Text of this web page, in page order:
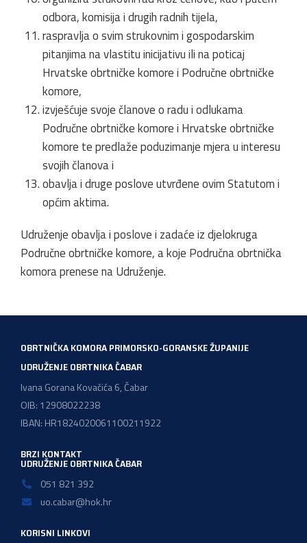
odbora, komisija i drugih radnih tijela,
raspravlja o svim strukovnim i gospodarskim
pitanjima na vlastitu inicijativu ili na poticaj
Hrvatske obrtničke komore i Područne obrtničke
komore,
izvješćuje svoje članove o radu i odlukama
Područne obrtničke komore i Hrvatske obrtničke
komore te predlaže poduzimanje mjera u interesu
svojih članova i
obavlja i druge poslove utvrđene ovim Statutom i
općim aktima.
Udruženje obavlja i poslove i zadaće iz djelokruga
Područne obrtničke komore, a koje Područna obrtnička
komora prenese na Udruženje.
OBRTNIČKA KOMORA PRIMORSKO-GORANSKE ŽUPANIJE
UDRUŽENJE OBRTNIKA ČABAR
Ivana Gorana Kovačića 6, Čabar
OIB: 12908022238
IBAN: HR1824020061100211922
BRZI KONTAKT
UDRUŽENJE OBRTNIKA ČABAR
051 821 392
uo.cabar@hok.hr
KORISNI LINKOVI